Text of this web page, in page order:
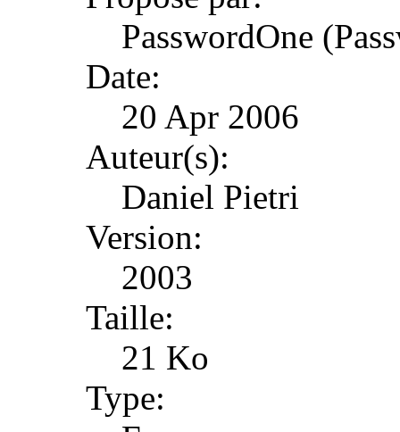
PasswordOne
Date:
20 Apr 2006
Auteur(s):
Daniel Pietri
Version:
2003
Taille:
21 Ko
Type: